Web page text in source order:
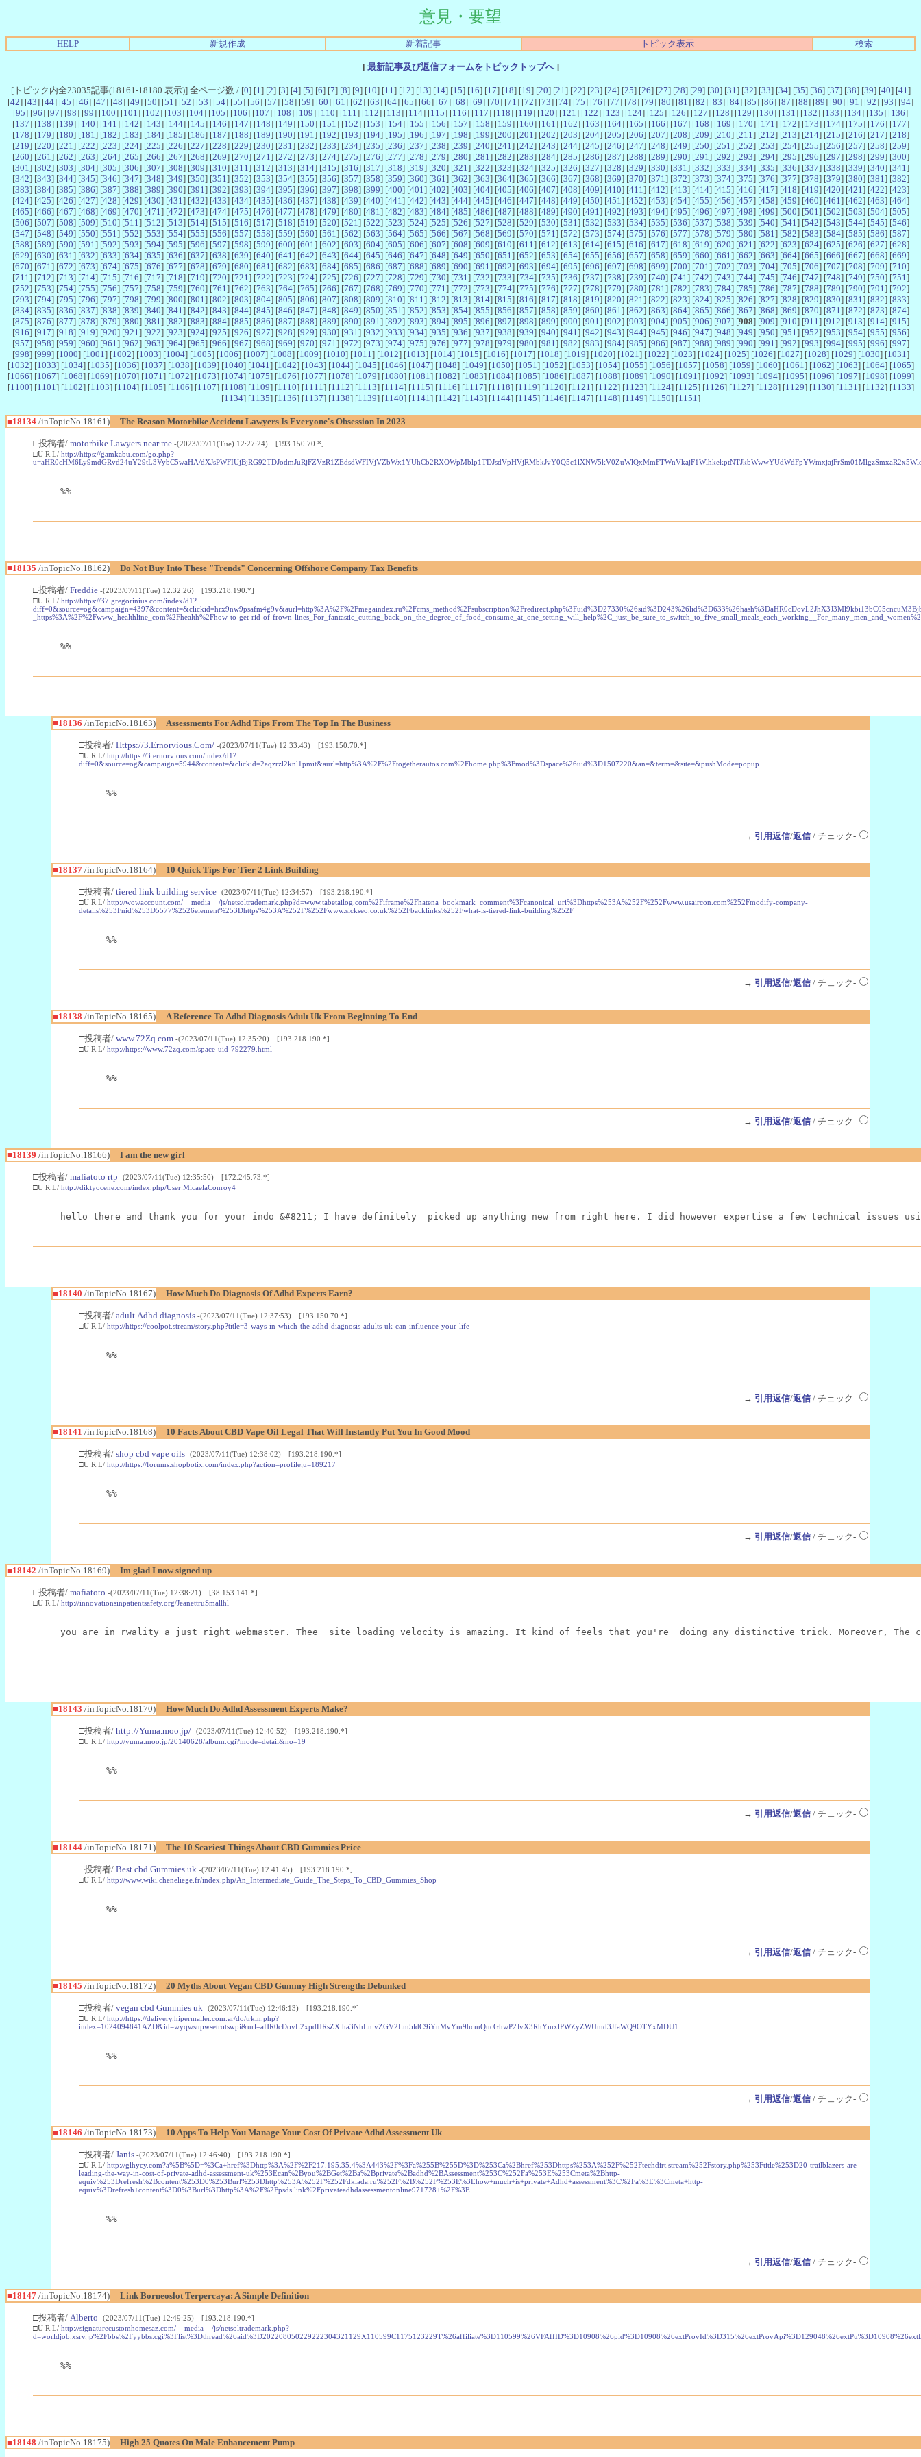
意見・要望
HELP 新規作成 新着記事 トピック表示 検索
[最新記事及び返信フォームをトピックトップへ]
[トピック内全23035記事(18161-18180 表示)] 全ページ数 / [0] [1 ] [2] [3] [4] [5] [6] [7] [8] [9] [10] [11 ] [12] [13] [14] [15] [16] [17] [18] [19] [20] [21 ] [22] [23] [24] [25] [26] [27] [28] [29] [30] [31 ] [32] [33] [34] [35] [36] [37] [38] [39] [40] [41 ]
[42] [43] [44] [45] [46] [47] [48] [49] [50] [51 ] [52] [53] [54] [55] [56] [57] [58] [59] [60] [61 ] [62] [63] [64] [65] [66] [67] [68] [69] [70] [71 ] [72] [73] [74] [75] [76] [77] [78] [79] [80] [81 ] [82] [83] [84] [85] [86] [87] [88] [89] [90] [91 ] [92] [93] [94]
[95] [96] [97] [98] [99] [100] [101 ] [102] [103] [104] [105] [106] [107] [108] [109] [110] [111 ] [112] [113] [114] [115] [116] [117] [118] [119] [120] [121 ] [122] [123] [124] [125] [126] [127] [128] [129] [130] [131 ] [132] [133] [134] [135] [136]
[137] [138] [139] [140] [141 ] [142] [143] [144] [145] [146] [147] [148] [149] [150] [151 ] [152] [153] [154] [155] [156] [157] [158] [159] [160] [161 ] [162] [163] [164] [165] [166] [167] [168] [169] [170] [171 ] [172] [173] [174] [175] [176] [177]
[178] [179] [180] [181 ] [182] [183] [184] [185] [186] [187] [188] [189] [190] [191 ] [192] [193] [194] [195] [196] [197] [198] [199] [200] [201 ] [202] [203] [204] [205] [206] [207] [208] [209] [210] [211 ] [212] [213] [214] [215] [216] [217] [218]
[219] [220] [221 ] [222] [223] [224] [225] [226] [227] [228] [229] [230] [231 ] [232] [233] [234] [235] [236] [237] [238] [239] [240] [241 ] [242] [243] [244] [245] [246] [247] [248] [249] [250] [251 ] [252] [253] [254] [255] [256] [257] [258] [259]
[260] [261 ] [262] [263] [264] [265] [266] [267] [268] [269] [270] [271 ] [272] [273] [274] [275] [276] [277] [278] [279] [280] [281 ] [282] [283] [284] [285] [286] [287] [288] [289] [290] [291 ] [292] [293] [294] [295] [296] [297] [298] [299] [300]
[301 ] [302] [303] [304] [305] [306] [307] [308] [309] [310] [311 ] [312] [313] [314] [315] [316] [317] [318] [319] [320] [321 ] [322] [323] [324] [325] [326] [327] [328] [329] [330] [331 ] [332] [333] [334] [335] [336] [337] [338] [339] [340] [341 ]
[342] [343] [344] [345] [346] [347] [348] [349] [350] [351 ] [352] [353] [354] [355] [356] [357] [358] [359] [360] [361 ] [362] [363] [364] [365] [366] [367] [368] [369] [370] [371 ] [372] [373] [374] [375] [376] [377] [378] [379] [380] [381 ] [382]
[383] [384] [385] [386] [387] [388] [389] [390] [391 ] [392] [393] [394] [395] [396] [397] [398] [399] [400] [401 ] [402] [403] [404] [405] [406] [407] [408] [409] [410] [411 ] [412] [413] [414] [415] [416] [417] [418] [419] [420] [421 ] [422] [423]
[424] [425] [426] [427] [428] [429] [430] [431 ] [432] [433] [434] [435] [436] [437] [438] [439] [440] [441 ] [442] [443] [444] [445] [446] [447] [448] [449] [450] [451 ] [452] [453] [454] [455] [456] [457] [458] [459] [460] [461 ] [462] [463] [464]
[465] [466] [467] [468] [469] [470] [471 ] [472] [473] [474] [475] [476] [477] [478] [479] [480] [481 ] [482] [483] [484] [485] [486] [487] [488] [489] [490] [491 ] [492] [493] [494] [495] [496] [497] [498] [499] [500] [501 ] [502] [503] [504] [505]
[506] [507] [508] [509] [510] [511 ] [512] [513] [514] [515] [516] [517] [518] [519] [520] [521 ] [522] [523] [524] [525] [526] [527] [528] [529] [530] [531 ] [532] [533] [534] [535] [536] [537] [538] [539] [540] [541 ] [542] [543] [544] [545] [546]
[547] [548] [549] [550] [551 ] [552] [553] [554] [555] [556] [557] [558] [559] [560] [561 ] [562] [563] [564] [565] [566] [567] [568] [569] [570] [571 ] [572] [573] [574] [575] [576] [577] [578] [579] [580] [581 ] [582] [583] [584] [585] [586] [587]
[588] [589] [590] [591 ] [592] [593] [594] [595] [596] [597] [598] [599] [600] [601 ] [602] [603] [604] [605] [606] [607] [608] [609] [610] [611 ] [612] [613] [614] [615] [616] [617] [618] [619] [620] [621 ] [622] [623] [624] [625] [626] [627] [628]
[629] [630] [631 ] [632] [633] [634] [635] [636] [637] [638] [639] [640] [641 ] [642] [643] [644] [645] [646] [647] [648] [649] [650] [651 ] [652] [653] [654] [655] [656] [657] [658] [659] [660] [661 ] [662] [663] [664] [665] [666] [667] [668] [669]
[670] [671 ] [672] [673] [674] [675] [676] [677] [678] [679] [680] [681 ] [682] [683] [684] [685] [686] [687] [688] [689] [690] [691 ] [692] [693] [694] [695] [696] [697] [698] [699] [700] [701 ] [702] [703] [704] [705] [706] [707] [708] [709] [710]
[711 ] [712] [713] [714] [715] [716] [717] [718] [719] [720] [721 ] [722] [723] [724] [725] [726] [727] [728] [729] [730] [731 ] [732] [733] [734] [735] [736] [737] [738] [739] [740] [741 ] [742] [743] [744] [745] [746] [747] [748] [749] [750] [751 ]
[752] [753] [754] [755] [756] [757] [758] [759] [760] [761 ] [762] [763] [764] [765] [766] [767] [768] [769] [770] [771 ] [772] [773] [774] [775] [776] [777] [778] [779] [780] [781 ] [782] [783] [784] [785] [786] [787] [788] [789] [790] [791 ] [792]
[793] [794] [795] [796] [797] [798] [799] [800] [801 ] [802] [803] [804] [805] [806] [807] [808] [809] [810] [811 ] [812] [813] [814] [815] [816] [817] [818] [819] [820] [821 ] [822] [823] [824] [825] [826] [827] [828] [829] [830] [831 ] [832] [833]
[834] [835] [836] [837] [838] [839] [840] [841 ] [842] [843] [844] [845] [846] [847] [848] [849] [850] [851 ] [852] [853] [854] [855] [856] [857] [858] [859] [860] [861 ] [862] [863] [864] [865] [866] [867] [868] [869] [870] [871 ] [872] [873] [874]
[875] [876] [877] [878] [879] [880] [881 ] [882] [883] [884] [885] [886] [887] [888] [889] [890] [891 ] [892] [893] [894] [895] [896] [897] [898] [899] [900] [901 ] [902] [903] [904] [905] [906] [907] [908] [909] [910] [911 ] [912] [913] [914] [915]
[916] [917] [918] [919] [920] [921 ] [922] [923] [924] [925] [926] [927] [928] [929] [930] [931 ] [932] [933] [934] [935] [936] [937] [938] [939] [940] [941 ] [942] [943] [944] [945] [946] [947] [948] [949] [950] [951 ] [952] [953] [954] [955] [956]
[957] [958] [959] [960] [961 ] [962] [963] [964] [965] [966] [967] [968] [969] [970] [971 ] [972] [973] [974] [975] [976] [977] [978] [979] [980] [981 ] [982] [983] [984] [985] [986] [987] [988] [989] [990] [991 ] [992] [993] [994] [995] [996] [997]
[998] [999] [1000] [1001 ] [1002] [1003] [1004] [1005] [1006] [1007] [1008] [1009] [1010] [1011 ] [1012] [1013] [1014] [1015] [1016] [1017] [1018] [1019] [1020] [1021 ] [1022] [1023] [1024] [1025] [1026] [1027] [1028] [1029] [1030] [1031 ]
[1032] [1033] [1034] [1035] [1036] [1037] [1038] [1039] [1040] [1041 ] [1042] [1043] [1044] [1045] [1046] [1047] [1048] [1049] [1050] [1051 ] [1052] [1053] [1054] [1055] [1056] [1057] [1058] [1059] [1060] [1061 ] [1062] [1063] [1064] [1065]
[1066] [1067] [1068] [1069] [1070] [1071 ] [1072] [1073] [1074] [1075] [1076] [1077] [1078] [1079] [1080] [1081 ] [1082] [1083] [1084] [1085] [1086] [1087] [1088] [1089] [1090] [1091 ] [1092] [1093] [1094] [1095] [1096] [1097] [1098] [1099]
[1100] [1101 ] [1102] [1103] [1104] [1105] [1106] [1107] [1108] [1109] [1110] [1111 ] [1112] [1113] [1114] [1115] [1116] [1117] [1118] [1119] [1120] [1121 ] [1122] [1123] [1124] [1125] [1126] [1127] [1128] [1129] [1130] [1131 ] [1132] [1133]
[1134] [1135] [1136] [1137] [1138] [1139] [1140] [1141 ] [1142] [1143] [1144] [1145] [1146] [1147] [1148] [1149] [1150] [1151 ]
■18134 /inTopicNo.18161) The Reason Motorbike Accident Lawyers Is Everyone's Obsession In 2023
□投稿者/ motorbike Lawyers near me -(2023/07/11(Tue) 12:27:24) [193.150.70.*]
□U R L/ http://https://gamkabu.com/go.php?
u=aHR0cHM6Ly9mdGRvd24uY29tL3VybC5waHA/
%%
■18135 /inTopicNo.18162) Do Not Buy Into These "Trends" Concerning Offshore Company Tax Benefits
□投稿者/ Freddie -(2023/07/11(Tue) 12:32:26) [193.218.190.*]
□U R L/ http://https://37.gregorinius.com/index/d1?
_https%3A%2F%2Fwww_healthline_com%2Fhealth%2Fhow-to-get-rid-of-frown-
%%
■18136 /inTopicNo.18163) Assessments For Adhd Tips From The Top In The Business
□投稿者/ Https://3.Ernorvious.Com/ -(2023/07/11(Tue) 12:33:43) [193.150.70.*]
□U R L/ http://https://3.ernorvious.com/index/d1?
diff=0&source=og&campaign=5944&content=&clickid=2aqzrzl2knl1pmit&aurl=http%3A%2F%2Ftogetherautos.com%2Fhome.php%3Fmod%3Dspace%26uid%3D1507220&an=&term=&site=&pushMode=popup
%%
→ 引用返信/返信/ チェック-
■18137/inTopicNo.18164) 10 Quick Tips For Tier 2 Link Building
□投稿者/ tiered link building service -(2023/07/11(Tue) 12:34:57) [193.218.190.*]
□U R L/ http://wowaccount.com/__media__/js/netsoltrademark.php?d=www.tabetailog.com%2Fiframe%2Fhatena_bookmark_comment%3Fcanonical_uri%3Dhttps%253A%252F%252Fwww.usaircon.com%252Fmodify-company-
details%253Fnid%253D5577%2526element%253Dhttps%253A%252F%252Fwww.sickseo.co.uk%252Fbacklinks%252Fwhat-is-tiered-link-building%252F
%%
→ 引用返信/返信/ チェック-
■18138 /inTopicNo.18165) A Reference To Adhd Diagnosis Adult Uk From Beginning To End
□投稿者/ www.72Zq.com -(2023/07/11(Tue) 12:35:20) [193.218.190.*]
□U R L/ http://https://www.72zq.com/space-uid-792279.html
%%
→ 引用返信/返信/ チェック-
■18139 /inTopicNo.18166) I am the new girl
□投稿者/ mafiatoto rtp -(2023/07/11(Tue) 12:35:50) [172.245.73.*]
□U R L/ http://diktyocene.com/index.php/User:MicaelaConroy4
hello there and thank you for your indo &#8211; I have definitely  picked up anything new from right here. I did however expertise a few technical
■18140 /inTopicNo.18167) How Much Do Diagnosis Of Adhd Experts Earn?
□投稿者/ adult.Adhd diagnosis -(2023/07/11(Tue) 12:37:53) [193.150.70.*]
□U R L/ http://https://coolpot.stream/story.php?title=3-ways-in-which-the-adhd-diagnosis-adults-uk-can-influence-your-life
%%
→ 引用返信/返信/ チェック-
■18141 /inTopicNo.18168) 10 Facts About CBD Vape Oil Legal That Will Instantly Put You In Good Mood
□投稿者/ shop cbd vape oils -(2023/07/11(Tue) 12:38:02) [193.218.190.*]
□U R L/ http://https://forums.shopbotix.com/index.php?action=profile;u=189217
%%
→ 引用返信/返信/ チェック-
■18142 /inTopicNo.18169) Im glad I now signed up
□投稿者/ mafiatoto -(2023/07/11(Tue) 12:38:21) [38.153.141.*]
□U R L/ http://innovationsinpatientsafety.org/JeanettruSmallhl
you are in rwality a just right webmaster. Thee  site loading velocity is amazing. It kind of feels that you're  doing any distinctive trick. Moreover, The
■18143 /inTopicNo.18170) How Much Do Adhd Assessment Experts Make?
□投稿者/ http://Yuma.moo.jp/ -(2023/07/11(Tue) 12:40:52) [193.218.190.*]
□U R L/ http://yuma.moo.jp/20140628/album.cgi?mode=detail&no=19
%%
→ 引用返信/返信/ チェック-
■18144/inTopicNo.18171) The 10 Scariest Things About CBD Gummies Price
□投稿者/ Best cbd Gummies uk -(2023/07/11(Tue) 12:41:45) [193.218.190.*]
□U R L/ http://www.wiki.cheneliege.fr/index.php/An_Intermediate_Guide_The_Steps_To_CBD_Gummies_Shop
%%
→ 引用返信/返信/ チェック-
■18145 /inTopicNo.18172) 20 Myths About Vegan CBD Gummy High Strength: Debunked
□投稿者/ vegan cbd Gummies uk -(2023/07/11(Tue) 12:46:13) [193.218.190.*]
□U R L/ http://https://delivery.hipermailer.com.ar/do/trkln.php?
index=1024094841AZD&id=wyqwsupwsetrotswpi&url=aHR0cDovL2xpdHRsZXlha3NhLnlvZGV2Lm5ldC9iYnMvYm9hcmQucGhwP2JvX3RhYmxlPWZyZWUmd3JfaWQ9OTYxMDU1
%%
→ 引用返信/返信/ チェック-
■18146 /inTopicNo.18173) 10 Apps To Help You Manage Your Cost Of Private Adhd Assessment Uk
□投稿者/ Janis -(2023/07/11(Tue) 12:46:40) [193.218.190.*]
□U R L/ http://glhycy.com?a%5B%5D=%3Ca+href%3Dhttp%3A%2F%2F217.195.35.4%3A443%2F%3Fa%255B%255D%3D%253Ca%2Bhref%253Dhttps%253A%252F%252Ftechdirt.stream%252Fstory.php%253Ftitle%253D20-trailblazers-are-
leading-the-way-in-cost-of-private-adhd-assessment-uk%253Ecan%2Byou%2BGet%2Ba%2Bprivate%2Badhd%2BAssessment%253C%252Fa%253E%253Cmeta%2Bhttp-
equiv%253Drefresh%2Bcontent%253D0%253Burl%253Dhttp%253A%252F%252Fdklada.ru%252F%2B%252F%253E%3Ehow+much+is+private+Adhd+assessment%3C%2Fa%3E%3Cmeta+http-
equiv%3Drefresh+content%3D0%3Burl%3Dhttp%3A%2F%2Fpsds.link%2Fprivateadhdassessmentonline971728+%2F%3E
%%
→ 引用返信/返信/ チェック-
■18147 /inTopicNo.18174) Link Borneoslot Terpercaya: A Simple Definition
□投稿者/ Alberto -(2023/07/11(Tue) 12:49:25) [193.218.190.*]
□U R L/ http://signaturecustomhomesaz.com/__media__/js/netsoltrademark.php?
%%
■18148 /inTopicNo.18175) High 25 Quotes On Male Enhancement Pump